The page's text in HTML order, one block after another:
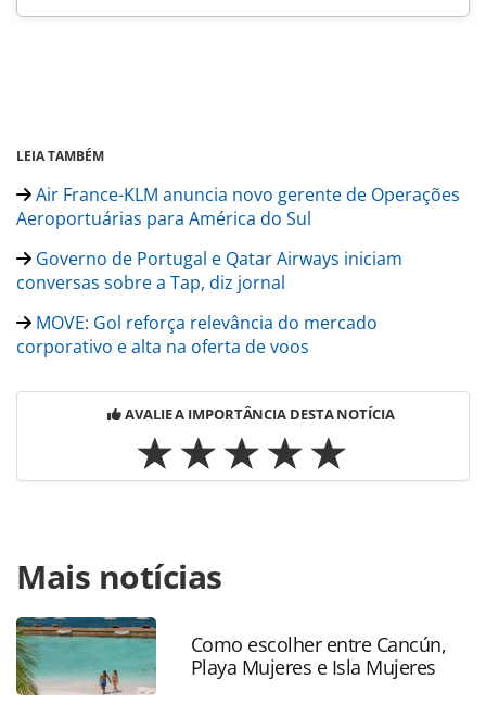
LEIA TAMBÉM
Air France-KLM anuncia novo gerente de Operações
Aeroportuárias para América do Sul
Governo de Portugal e Qatar Airways iniciam
conversas sobre a Tap, diz jornal
MOVE: Gol reforça relevância do mercado
corporativo e alta na oferta de voos
AVALIE A IMPORTÂNCIA DESTA NOTÍCIA
https://www.panrotas.com.br/aviacao/empresas/2025/12/
blue-lanca-planos-de-assinatura-que-amplia-
beneficios_224318.html ou as ferramentas oferecidas na
página. Todo o conteúdo produzido pela PANROTAS
Editora é protegido pela legislação brasileira sobre direito
autoral. Não reproduza o conteúdo sem autorização da
Mais notícias
Como escolher entre Cancún,
Playa Mujeres e Isla Mujeres